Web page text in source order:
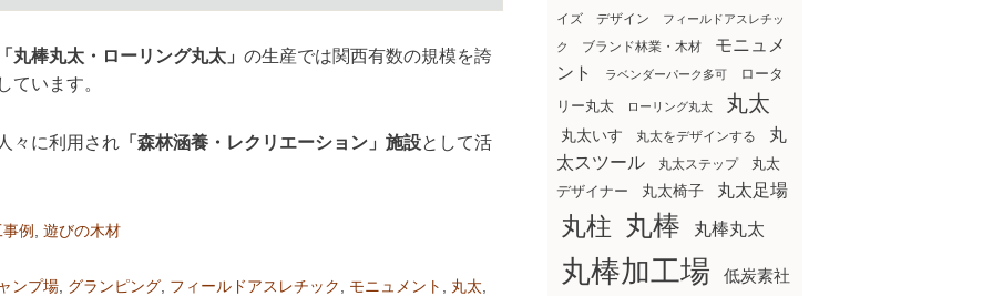
「丸棒丸太・ローリング丸太」 の生産では関西有数の規模を誇
ています。
々に利用され 「森林涵養・レクリエーション」施設として活
例 遊びの木材
ンプ場 グランピング フィールドアスレチック モニュメント 丸太
イズ
デザイン フィールドアスレチッ
ク ブランド林業・木材
モニュメ
ント
ラベンダーパーク多可
ロータ
リー丸太
ローリング丸太 丸太
丸太いす 丸太をデザインする
丸
太スツール
丸太ステップ
丸太
デザイナー
丸太椅子 丸太足場
丸柱 丸棒 丸棒丸太
丸棒加工場 低炭素社